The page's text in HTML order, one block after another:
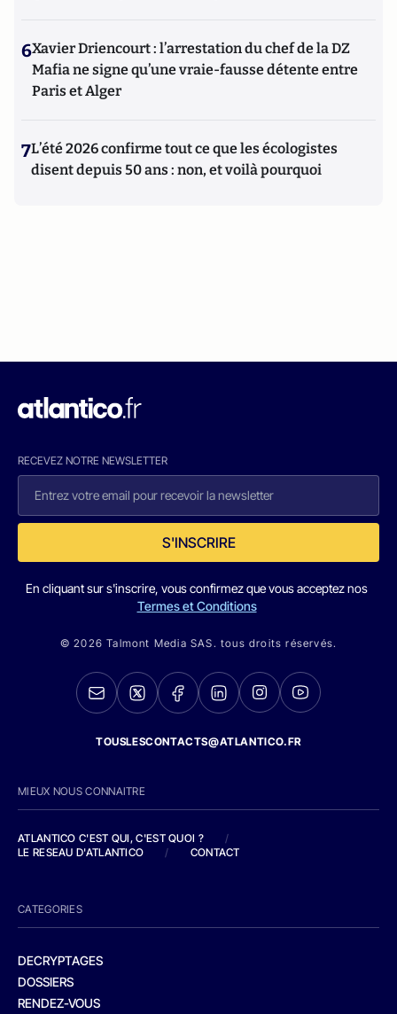
6Xavier Driencourt : l’arrestation du chef de la DZ
Mafia ne signe qu’une vraie-fausse détente entre
Paris et Alger
7L’été 2026 confirme tout ce que les écologistes
disent depuis 50 ans : non, et voilà pourquoi
RECEVEZ NOTRE NEWSLETTER
S'INSCRIRE
En cliquant sur s'inscrire, vous confirmez que vous acceptez nos
Termes et Conditions
© 2026 Talmont Media SAS. tous droits réservés.
TOUSLESCONTACTS@ATLANTICO.FR
MIEUX NOUS CONNAITRE
ATLANTICO C'EST QUI, C'EST QUOI ?
/
LE RESEAU D'ATLANTICO
/ CONTACT
CATEGORIES
DECRYPTAGES
DOSSIERS
RENDEZ-VOUS